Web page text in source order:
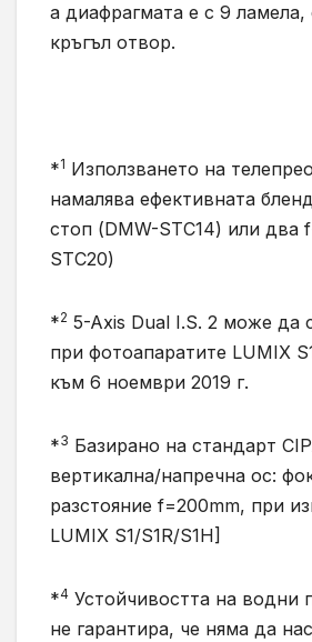
а диафрагмата е с 9
кръгъл отвор.
*1 Използването на
намалява ефективната
стоп (DMW-STC14) или два
STC20)
*2 5-Axis Dual I.S. 2 може да
при фотоапаратите LUMIX
към 6 ноември 2019 г.
*3 Базирано на стандарт
вертикална/напречна ос:
разстояние f=200mm, при
LUMIX S1/S1R/S1H]
*4 Устойчивостта на водни
не гарантира, че няма да